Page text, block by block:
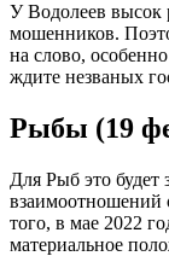
У Водолеев высок
мошенников.
на слово,
ждите незваных
Рыбы (19
Для Рыб это будет
того, в мае 2022
материальное